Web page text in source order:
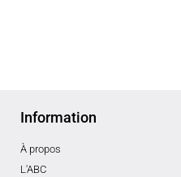
Information
À propos
L'ABC